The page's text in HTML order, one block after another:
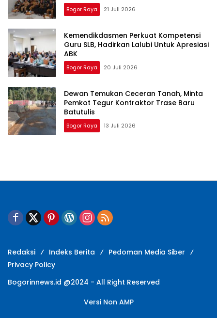
Bogor Raya 21 Juli 2026
Kemendikdasmen Perkuat Kompetensi
Guru SLB, Hadirkan Lalubi Untuk Apresiasi
ABK
Bogor Raya 20 Juli 2026
Dewan Temukan Ceceran Tanah, Minta
Pemkot Tegur Kontraktor Trase Baru
Batutulis
Bogor Raya 13 Juli 2026
Redaksi Indeks Berita
Pedoman Media Siber
Privacy Policy
Bogorinnews.id @2024 - All Right Reserved
Versi Non AMP